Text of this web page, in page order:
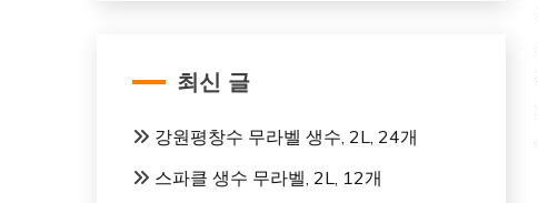
최신 글
강원평창수 무라벨 생수, 2L, 24개
스파클 생수 무라벨, 2L, 12개